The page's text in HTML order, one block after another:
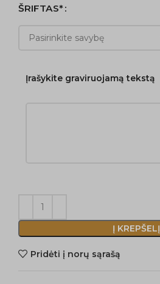
ŠRIFTAS*
Įrašykite graviruojamą tekstą
Į KREPŠELĮ
Pridėti į norų sąrašą